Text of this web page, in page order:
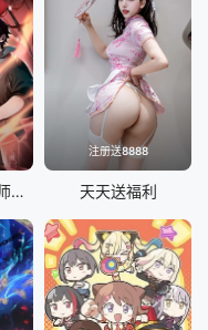
全民转职：驭龙师是最弱职业 动态漫画
注册送8888
天天送福利